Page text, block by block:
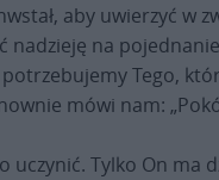
aby uwierzyć w
nadzieję na
Tego,
mówi nam:
uczynić. Tylko On ma